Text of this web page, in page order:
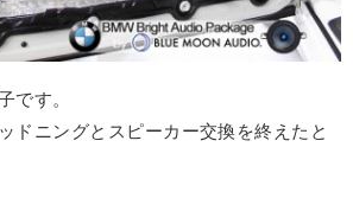
です。
ドニングとスピーカー交換を終えたと